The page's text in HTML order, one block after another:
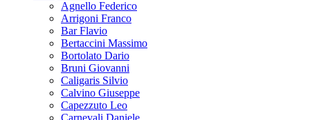
Agnello Federico
Arrigoni Franco
Bar Flavio
Bertaccini Massimo
Bortolato Dario
Bruni Giovanni
Caligaris Silvio
Calvino Giuseppe
Capezzuto Leo
Carnevali Daniele